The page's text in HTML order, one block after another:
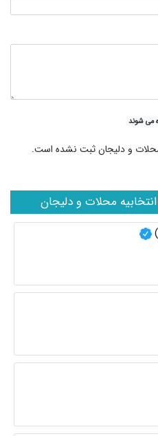
می شوند
و دلیجان ثبت نشده است.
محلات و دلیجان